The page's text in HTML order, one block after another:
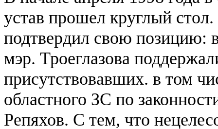
устав прошел круглый
подтвердил свою позицию:
мэр. Троеглазова
присутствовавших. в том
областного ЗС по
Репяхов. С тем, что